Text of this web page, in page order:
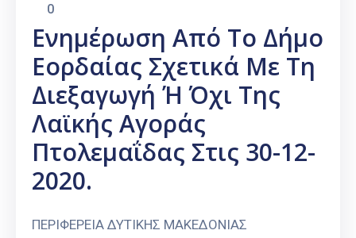
0
Ενημέρωση Από Το Δήμο
Εορδαίας Σχετικά Με Τη
Διεξαγωγή Ή Όχι Της
Λαϊκής Αγοράς
Πτολεμαΐδας Στις 30-12-
2020.
ΠΕΡΙΦΕΡΕΙΑ ΔΥΤΙΚΗΣ ΜΑΚΕΔΟΝΙΑΣ